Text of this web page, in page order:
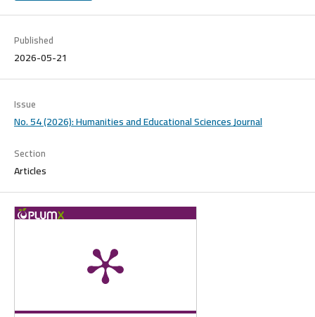
Published
2026-05-21
Issue
No. 54 (2026): Humanities and Educational Sciences Journal
Section
Articles